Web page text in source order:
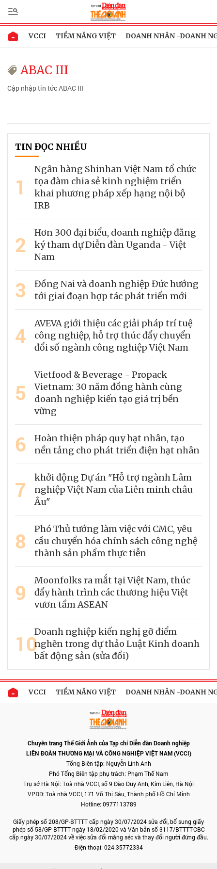
VCCI TIỀM NĂNG VIỆT DOANH NHÂN -DOANH
ABAC III
Cập nhập tin tức ABAC III
TIN ĐỌC NHIỀU
1
Ngân hàng Shinhan Việt Nam tổ chức
tọa đàm chia sẻ kinh nghiệm triển
khai phương pháp xếp hạng nội bộ
IRB
2
Hơn 300 đại biểu, doanh nghiệp đăng
ký tham dự Diễn đàn Uganda - Việt
Nam
3
Đồng Nai và doanh nghiệp Đức hướng
tới giai đoạn hợp tác phát triển mới
4
AVEVA giới thiệu các giải pháp trí tuệ
công nghiệp, hỗ trợ thúc đẩy chuyển
đổi số ngành công nghiệp Việt Nam
5
Vietfood & Beverage - Propack
Vietnam: 30 năm đồng hành cùng
doanh nghiệp kiến tạo giá trị bền
vững
6
Hoàn thiện pháp quy hạt nhân, tạo
nền tảng cho phát triển điện hạt nhân
7
khởi động Dự án "Hỗ trợ ngành Lâm
nghiệp Việt Nam của Liên minh châu
Âu"
8
Phó Thủ tướng làm việc với CMC, yêu
cầu chuyển hóa chính sách công nghệ
thành sản phẩm thực tiễn
9
Moonfolks ra mắt tại Việt Nam, thúc
đẩy hành trình các thương hiệu Việt
vươn tầm ASEAN
10Doanh nghiệp kiến nghị gỡ điểm
nghẽn trong dự thảo Luật Kinh doanh
bất động sản (sửa đổi)
VCCI TIỀM NĂNG VIỆT DOANH NHÂN -DOANH
Chuyên trang Thế Giới Ảnh của Tạp chí Diễn đàn Doanh nghiệp
LIÊN ĐOÀN THƯƠNG MẠI VÀ CÔNG NGHIỆP VIỆT NAM (VCCI)
Tổng Biên tập: Nguyễn Linh Anh
Phó Tổng Biên tập phụ trách: Phạm Thế Nam
Trụ sở Hà Nội: Toà nhà VCCI, số 9 Đào Duy Anh, Kim Liên, Hà Nội
VPĐD: Toà nhà VCCI, 171 Võ Thị Sáu, Thành phố Hồ Chí Minh
Hotline: 0977113789
Giấy phép số 208/GP-BTTTT cấp ngày 30/07/2024 sửa đổi, bổ sung giấy
phép số 58/GP-BTTTT ngày 18/02/2020 và Văn bản số 3117/BTTTT-CBC
cấp ngày 30/07/2024 về việc sửa đổi măng séc và thay đổi người đứng đầu.
Điện thoại: 024.35772334